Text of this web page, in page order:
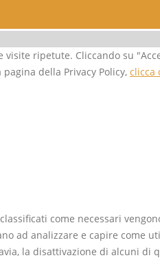
ripetute. Cliccando su
della Privacy Policy, clicca
come necessari
ad analizzare e capire come
la disattivazione di alcuni